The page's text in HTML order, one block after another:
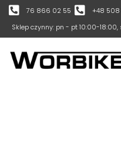
76 866 02 55 +48 508
Sklep czynny: pn - pt 10:00-18:00,